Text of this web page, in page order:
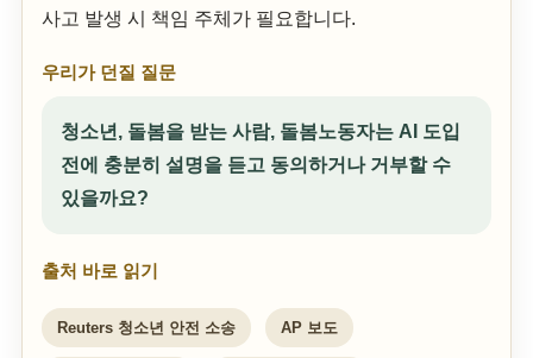
사고 발생 시 책임 주체가 필요합니다.
우리가 던질 질문
청소년, 돌봄을 받는 사람, 돌봄노동자는 AI 도입
전에 충분히 설명을 듣고 동의하거나 거부할 수
있을까요?
출처 바로 읽기
Reuters 청소년 안전 소송 AP 보도